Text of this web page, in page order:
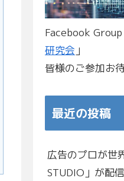
Facebook Group
研究会 」
皆様のご参加お
最近の投稿
広告のプロが世
STUDIO」が配